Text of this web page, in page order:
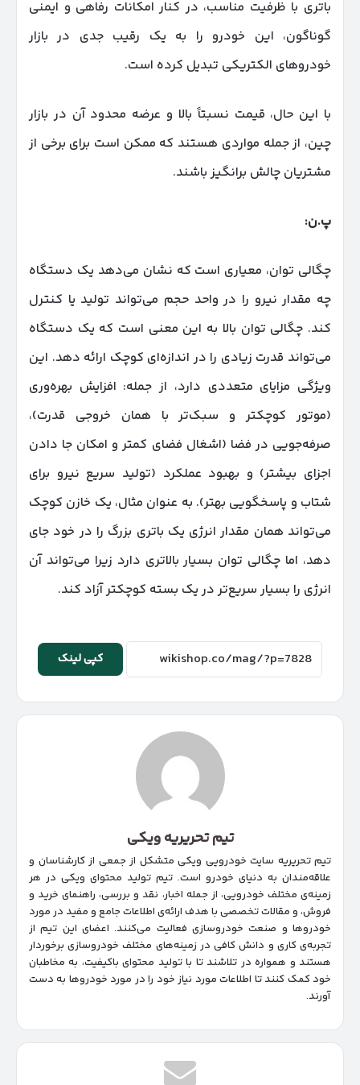
باتری با ظرفیت مناسب، در کنار امکانات رفاهی و ایمنی
گوناگون، این خودرو را به یک رقیب جدی در بازار
خودروهای الکتریکی تبدیل کرده است.
با این حال، قیمت نسبتاً بالا و عرضه محدود آن در بازار
چین، از جمله مواردی هستند که ممکن است برای برخی از
مشتریان چالش برانگیز باشند.
پ.ن:
چگالی توان، معیاری است که نشان می‌دهد یک دستگاه
چه مقدار نیرو را در واحد حجم می‌تواند تولید یا کنترل
کند. چگالی توان بالا به این معنی است که یک دستگاه
می‌تواند قدرت زیادی را در اندازه‌ای کوچک ارائه دهد. این
ویژگی مزایای متعددی دارد، از جمله: افزایش بهره‌وری
(موتور کوچکتر و سبک‌تر با همان خروجی قدرت)،
صرفه‌جویی در فضا (اشغال فضای کمتر و امکان جا دادن
اجزای بیشتر) و بهبود عملکرد (تولید سریع نیرو برای
شتاب و پاسخگویی بهتر). به عنوان مثال، یک خازن کوچک
می‌تواند همان مقدار انرژی یک باتری بزرگ را در خود جای
دهد، اما چگالی توان بسیار بالاتری دارد زیرا می‌تواند آن
انرژی را بسیار سریع‌تر در یک بسته کوچکتر آزاد کند.
کپی لینک
تیم تحریریه ویکی
تیم تحریریه سایت خودرویی ویکی متشکل از جمعی از کارشناسان و
علاقه‌مندان به دنیای خودرو است. تیم تولید محتوای ویکی در هر
زمینه‌‌ی مختلف خودرویی، از جمله اخبار، نقد و بررسی، راهنمای خرید و
فروش، و مقالات تخصصی با هدف ارائه‌ی اطلاعات جامع و مفید در مورد
خودروها و صنعت خودروسازی فعالیت می‌کنند. اعضای این تیم از
تجربه‌ی کاری و دانش کافی در زمینه‌های مختلف خودروسازی برخوردار
هستند و همواره در تلاشند تا با تولید محتوای باکیفیت، به مخاطبان
خود کمک کنند تا اطلاعات مورد نیاز خود را در مورد خودروها به دست
آورند.